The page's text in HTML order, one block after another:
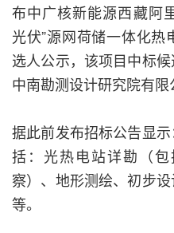
布中广核新能源西藏阿
光伏”源网荷储一体化
选人公示，该项目中标
中南勘测设计研究院有限
据此前发布招标公告显
括：光热电站详勘（
察）、地形测绘、初步
等。